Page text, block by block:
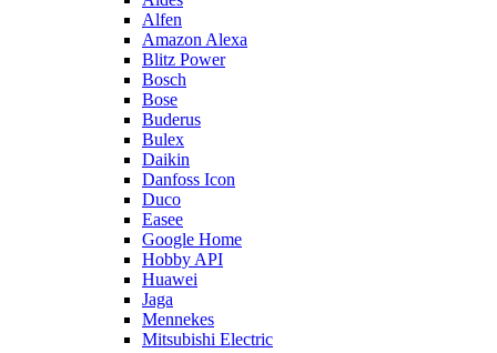
Alfen
Amazon Alexa
Blitz Power
Bosch
Bose
Buderus
Bulex
Daikin
Danfoss Icon
Duco
Easee
Google Home
Hobby API
Huawei
Jaga
Mennekes
Mitsubishi Electric